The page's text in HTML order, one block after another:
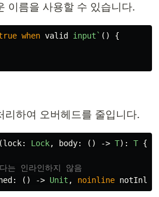
이름을 사용할 수 있습니다.
when valid input` ()
{
리하여 오버헤드를 줄입니다.
(lock: Lock, body: () -> T): T {
인라인하지 않음
: () -> Unit , noinline